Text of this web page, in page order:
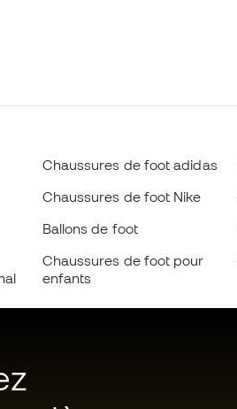
Chaussures de foot adidas
Chaussures de foot Nike
Ballons de foot
Chaussures de foot pour
enfants